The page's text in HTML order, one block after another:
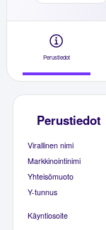
Perustiedot
Perustiedot
Virallinen nimi
Markkinointinimi
Yhteisömuoto
Y-tunnus
Käyntiosoite